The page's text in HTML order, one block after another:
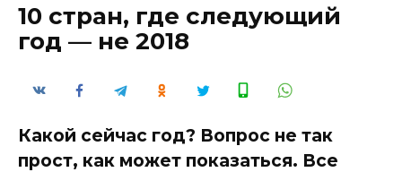
10 стран, где следующий
год — не 2018
Какой сейчас год? Вопрос не так
прост, как может показаться. Все